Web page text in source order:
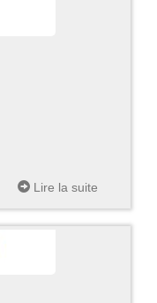
Lire la suite